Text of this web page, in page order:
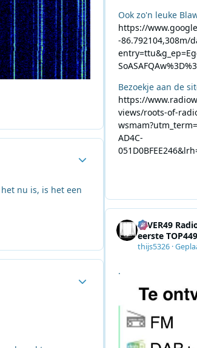
Author stats
nu is, is het een
Author stats
Ook zo'n leuke
https://
-86.792104,308m/
Bezoekje aan de
https://
views/roots-of-
AD4C-
4EVER49
eerste
thijs5326·
.